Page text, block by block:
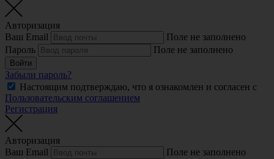
Авторизация
Ваш Email
Поле не заполнено
Пароль
Поле не заполнено
Войти
Забыли пароль?
Настоящим подтверждаю, что я ознакомлен и согласен с
Пользовательским соглашением
Регистрация
Авторизация
Ваш Email
Поле не заполнено